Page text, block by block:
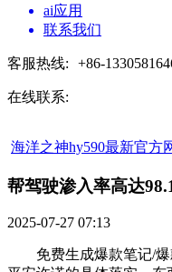
ai应用
联系我们
客服热线: +86-
在线联系:
海洋之神hy590最新官方
帮驾驶渗入率高达
2025-07-27 07:13
免费生成爆款笔记/爆